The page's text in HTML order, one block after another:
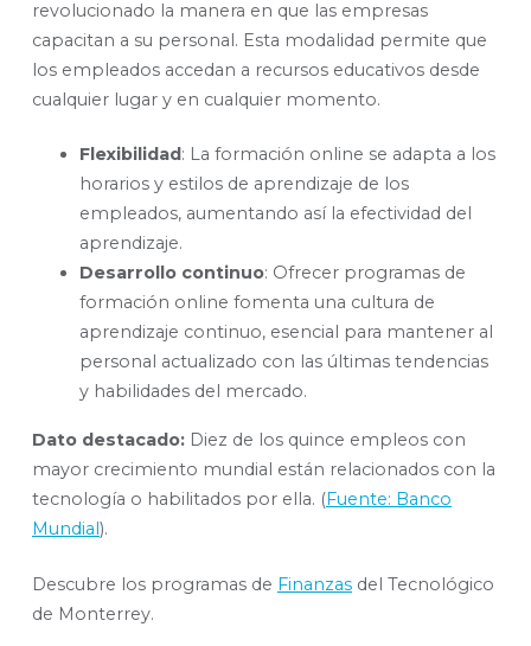
revolucionado la manera en que las empresas
capacitan a su personal. Esta modalidad permite que
los empleados accedan a recursos educativos desde
cualquier lugar y en cualquier momento.
Flexibilidad: La formación online se adapta a los
horarios y estilos de aprendizaje de los
empleados, aumentando así la efectividad del
aprendizaje.
Desarrollo continuo: Ofrecer programas de
formación online fomenta una cultura de
aprendizaje continuo, esencial para mantener al
personal actualizado con las últimas tendencias
y habilidades del mercado.
Dato destacado: Diez de los quince empleos con
mayor crecimiento mundial están relacionados con la
tecnología o habilitados por ella. (Fuente: Banco
Mundial).
Descubre los programas de Finanzas del Tecnológico
de Monterrey.